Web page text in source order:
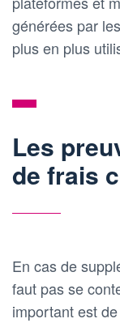
générées par
plus en plus
Les
de frais
En cas de
faut pas se
important est